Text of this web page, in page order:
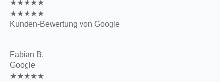
★★★★★
★★★★★
Kunden-Bewertung von Google
Fabian B.
Google
★★★★★